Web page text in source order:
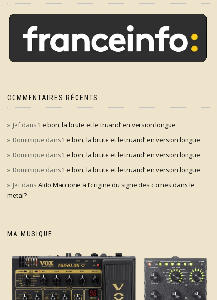
COMMENTAIRES RÉCENTS
Jefdans ‘Le bon, la brute et le truand’ en version longue
Dominique dans ‘Le bon, la brute et le truand’ en version longue
Dominique dans ‘Le bon, la brute et le truand’ en version longue
Dominique dans ‘Le bon, la brute et le truand’ en version longue
Jefdans Aldo Maccione à l’origine du signe des cornes dans le
metal?
MA MUSIQUE